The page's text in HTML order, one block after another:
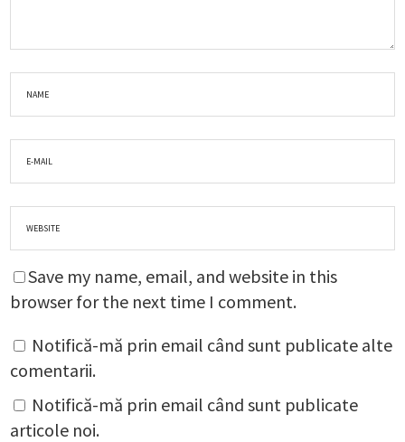
Save my name, email, and website in this
browser for the next time I comment.
Notifică-mă prin email când sunt publicate alte
comentarii.
Notifică-mă prin email când sunt publicate
articole noi.